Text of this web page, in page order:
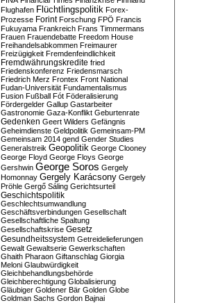
Flughafen Flüchtlingspolitik Forex-
Prozesse Forint Forschung FPÖ Francis
Fukuyama Frankreich Frans Timmermans
Frauen Frauendebatte Freedom House
Freihandelsabkommen Freimaurer
Freizügigkeit Fremdenfeindlichkeit
Fremdwährungskredite fried
Friedenskonferenz Friedensmarsch
Friedrich Merz Frontex Front National
Fudan-Universität Fundamentalismus
Fusion Fußball Fót Föderalisierung
Fördergelder Gallup Gastarbeiter
Gastronomie Gaza-Konflikt Geburtenrate
Gedenken Geert Wilders Gefängnis
Geheimdienste Geldpolitik Gemeinsam-PM
Gemeinsam 2014 gend Gender Studies
Generalstreik Geopolitik George Clooney
George Floyd George Floys George
Gershwin George Soros Gergely
Homonnay Gergely Karácsony Gergely
Pröhle Gergő Sáling Gerichtsurteil
Geschichtspolitik
Geschlechtsumwandlung
Geschäftsverbindungen Gesellschaft
Gesellschaftliche Spaltung
Gesellschaftskrise Gesetz
Gesundheitssystem Getreidelieferungen
Gewalt Gewaltserie Gewerkschaften
Ghaith Pharaon Giftanschlag Giorgia
Meloni Glaubwürdigkeit
Gleichbehandlungsbehörde
Gleichberechtigung Globalisierung
Gläubiger Goldener Bär Golden Globe
Goldman Sachs Gordon Bajnai